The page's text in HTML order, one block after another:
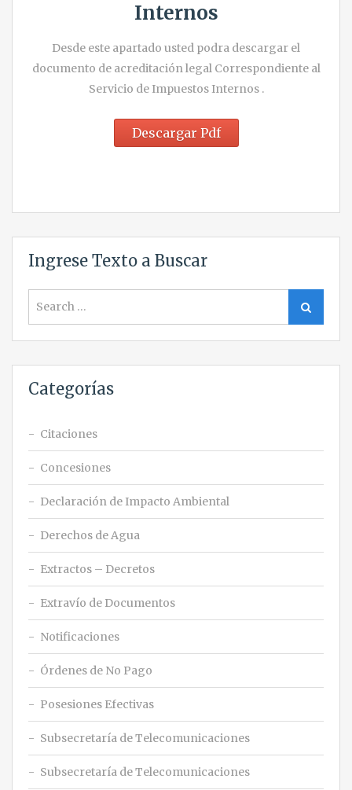
Internos
Desde este apartado usted podra descargar el
documento de acreditación legal Correspondiente al
Servicio de Impuestos Internos .
Descargar Pdf
Ingrese Texto a Buscar
for:
Search
Categorías
Citaciones
Concesiones
Declaración de Impacto Ambiental
Derechos de Agua
Extractos – Decretos
Extravío de Documentos
Notificaciones
Órdenes de No Pago
Posesiones Efectivas
Subsecretaría de Telecomunicaciones
Subsecretaría de Telecomunicaciones